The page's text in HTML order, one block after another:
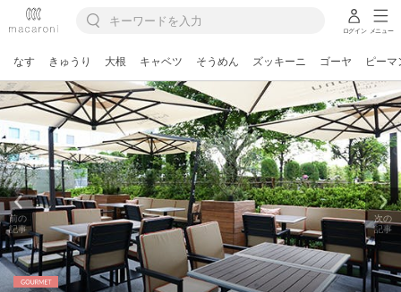
ログイン メニュー
なす きゅうり 大根 キャベツ そうめん ズッキーニ ゴーヤ ピーマ
前の
記事
次の
記事